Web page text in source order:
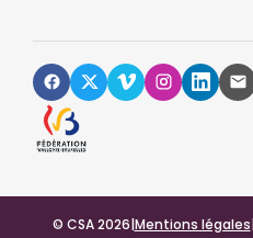
© CSA 2026|Mentions légales